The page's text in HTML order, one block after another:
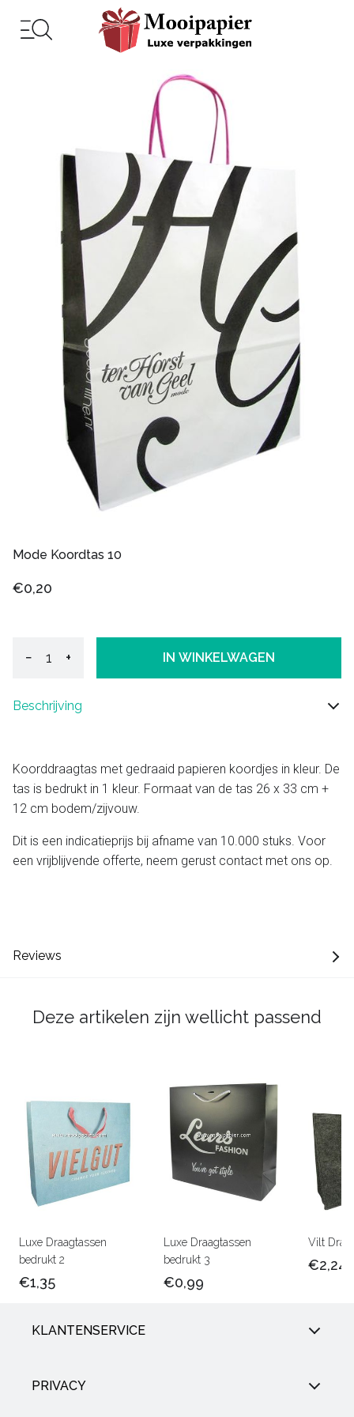
Mode Koordtas 10
€0,20
− + IN WINKELWAGEN
Beschrijving
Koorddraagtas met gedraaid papieren koordjes in kleur. De
tas is bedrukt in 1 kleur. Formaat van de tas 26 x 33 cm +
12 cm bodem/zijvouw.
Dit is een indicatieprijs bij afname van 10.000 stuks. Voor
een vrijblijvende offerte, neem gerust contact met ons op.
Reviews
Deze artikelen zijn wellicht passend
Luxe Draagtassen
bedrukt 2
€1,35
Luxe Draagtassen
bedrukt 3
€0,99
Vilt
€2,24
KLANTENSERVICE
PRIVACY